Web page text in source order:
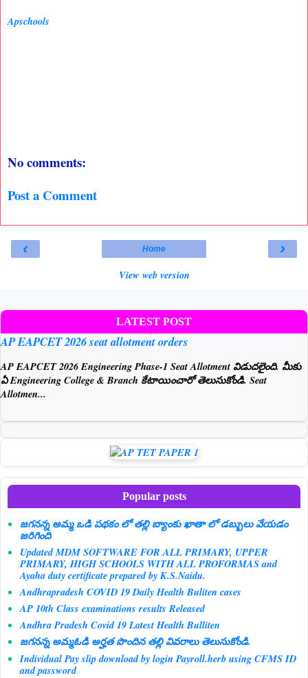
Apschools
No comments:
Post a Comment
‹ ›
Home
View web version
LATEST POST
AP EAPCET 2026 seat allotment orders
AP EAPCET 2026 Engineering Phase-1 Seat Allotment విడుదలైంది. మీకు
ఏ Engineering College & Branch కేటాయించారో తెలుసుకోండి. Seat
Allotmen...
Popular posts
జగనన్న అమ్మ ఒడి పథకం లో తల్లి బ్యాంకు ఖాతా లో డబ్బులు వేయడం
జరిగింది
Updated MDM SOFTWARE FOR ALL PRIMARY, UPPER
PRIMARY, HIGH SCHOOLS WITH ALL PROFORMAS and
Ayaha duty certificate prepared by K.S.Naidu.
Andhrapradesh COVID 19 Daily Health Buliten cases
AP 10th Class examinations results Released
Andhra Pradesh Covid 19 Latest Health Bulliten
జగనన్న అమ్మఓడి అర్హత పొందిన తల్లి వివరాలు తెలుసుకోండి.
Individual Pay slip download by login Payroll.herb using CFMS ID
and password